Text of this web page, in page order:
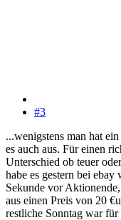
#3
...wenigstens man hat
es auch aus. Für einen
Unterschied ob teuer
habe es gestern bei ebay
Sekunde vor
aus einen Preis von 20
restliche Sonntag war